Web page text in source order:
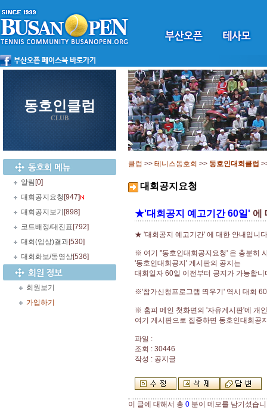
동호인클럽
CLUB
알림 [0]
대회공지요청 [947]
대회공지보기 [898]
코트배정/대진표 [792]
대회(입상)결과[530]
대회화보/동영상[536]
회원보기
가입하기
클럽 >> 테니스동호회 >> 동호인대회클럽
대회공지요청
★'대회공지 예고기간 60일' 에
★ '대회공지 예고기간' 에 대한 안내입니
※ 여기 "동호인대회공지요청' 은 충분히
'동호인대회공지' 게시판의 공지는
대회일자 60일 이전부터 공지가 가능합니
※'참가신청프로그램 띄우기' 역시 대회
※ 홈피 메인 첫화면의 '자유게시판'에 개
여기 게시판으로 집중하면 동호인대회공
파일 :
조회 : 30446
작성 : 공지글
이 글에 대해서 총 0 분이 메모를 남기셨습